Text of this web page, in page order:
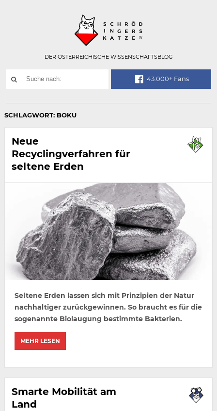
DER ÖSTERREICHISCHE WISSENSCHAFTSBLOG
SUCHE
43.000+ Fans
SCHLAGWORT: BOKU
Neue
Recyclingverfahren für
seltene Erden
Seltene Erden lassen sich mit Prinzipien der Natur
nachhaltiger zurückgewinnen. So braucht es für die
sogenannte Biolaugung bestimmte Bakterien.
MEHR LESEN
Smarte Mobilität am
Land